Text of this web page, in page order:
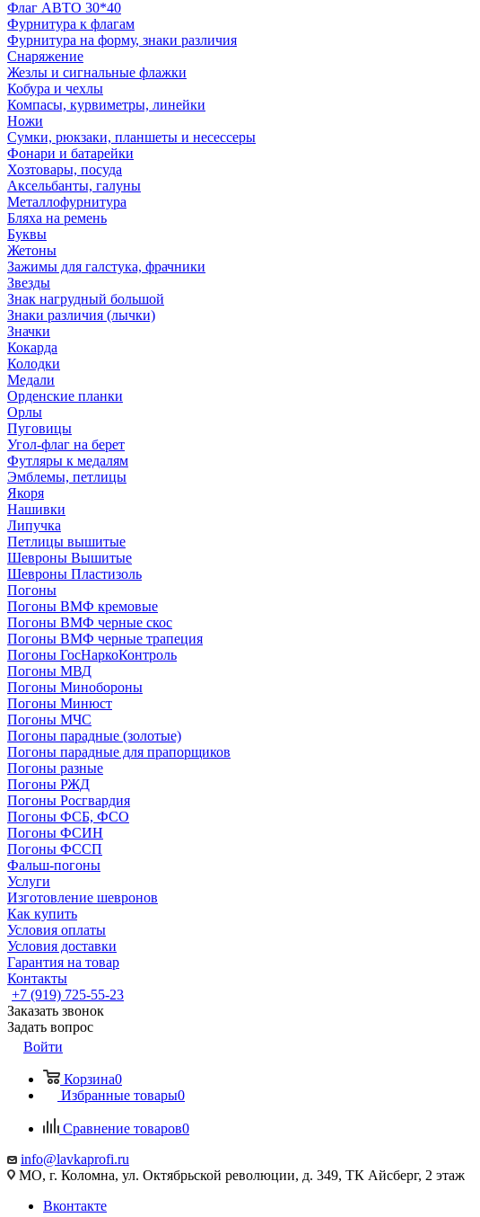
Флаг АВТО 30*40
Фурнитура к флагам
Фурнитура на форму, знаки различия
Снаряжение
Жезлы и сигнальные флажки
Кобура и чехлы
Компасы, курвиметры, линейки
Ножи
Сумки, рюкзаки, планшеты и несессеры
Фонари и батарейки
Хозтовары, посуда
Аксельбанты, галуны
Металлофурнитура
Бляха на ремень
Буквы
Жетоны
Зажимы для галстука, фрачники
Звезды
Знак нагрудный большой
Знаки различия (лычки)
Значки
Кокарда
Колодки
Медали
Орденские планки
Орлы
Пуговицы
Угол-флаг на берет
Футляры к медалям
Эмблемы, петлицы
Якоря
Нашивки
Липучка
Петлицы вышитые
Шевроны Вышитые
Шевроны Пластизоль
Погоны
Погоны ВМФ кремовые
Погоны ВМФ черные скос
Погоны ВМФ черные трапеция
Погоны ГосНаркоКонтроль
Погоны МВД
Погоны Минобороны
Погоны Минюст
Погоны МЧС
Погоны парадные (золотые)
Погоны парадные для прапорщиков
Погоны разные
Погоны РЖД
Погоны Росгвардия
Погоны ФСБ, ФСО
Погоны ФСИН
Погоны ФССП
Фальш-погоны
Услуги
Изготовление шевронов
Как купить
Условия оплаты
Условия доставки
Гарантия на товар
Контакты
+7 (919) 725-55-23
Заказать звонок
Задать вопрос
Войти
Корзина0
Избранные товары0
Сравнение товаров0
info@lavkaprofi.ru
МО, г. Коломна, ул. Октябрьской революции, д. 349, ТК Айсберг, 2 этаж
Вконтакте